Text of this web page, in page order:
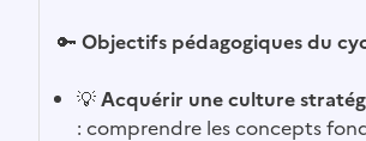
🔑 Objectifs pédagogiques du
💡Acquérir une culture
: comprendre les concepts